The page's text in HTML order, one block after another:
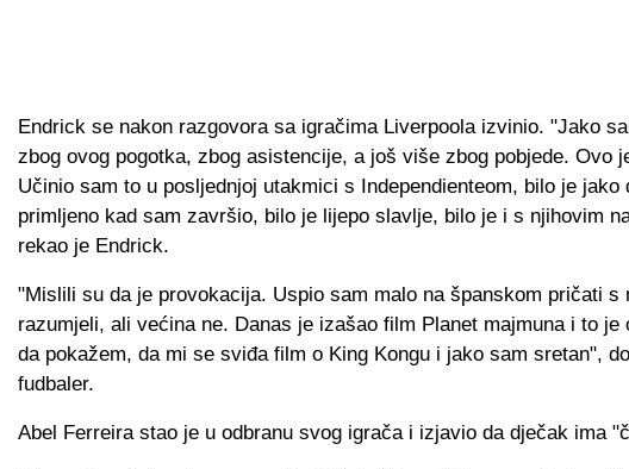
Endrick se nakon razgovora sa igračima Liverpoola izvinio. "Jako
zbog ovog pogotka, zbog asistencije, a još više zbog pobjede. Ovo
Učinio sam to u posljednjoj utakmici s Independienteom, bilo je jako
primljeno kad sam završio, bilo je lijepo slavlje, bilo je i s njihovim
rekao je Endrick.
"Mislili su da je provokacija. Uspio sam malo na španskom pričati s
razumjeli, ali većina ne. Danas je izašao film Planet majmuna i to je
da pokažem, da mi se sviđa film o King Kongu i jako sam sretan",
fudbaler.
Abel Ferreira stao je u odbranu svog igrača i izjavio da dječak ima